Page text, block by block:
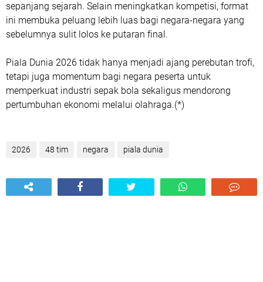
sepanjang sejarah. Selain meningkatkan kompetisi, format
ini membuka peluang lebih luas bagi negara-negara yang
sebelumnya sulit lolos ke putaran final.
Piala Dunia 2026 tidak hanya menjadi ajang perebutan trofi,
tetapi juga momentum bagi negara peserta untuk
memperkuat industri sepak bola sekaligus mendorong
pertumbuhan ekonomi melalui olahraga.(*)
2026 48 tim negara piala dunia